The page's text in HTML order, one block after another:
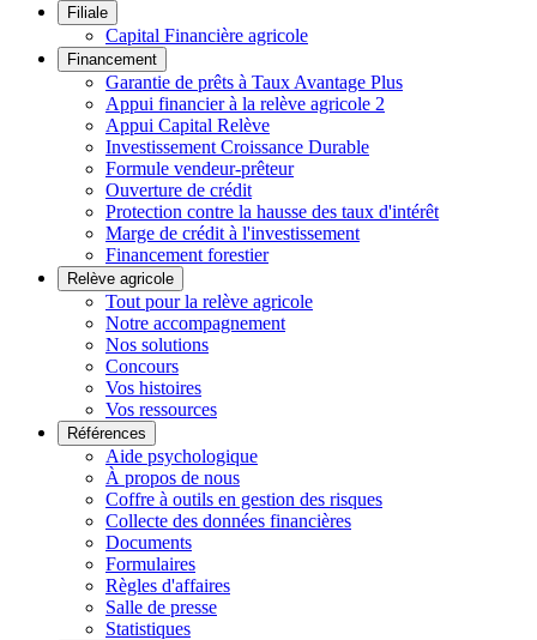
Filiale
Capital Financière agricole
Financement
Garantie de prêts à Taux Avantage Plus
Appui financier à la relève agricole 2
Appui Capital Relève
Investissement Croissance Durable
Formule vendeur-prêteur
Ouverture de crédit
Protection contre la hausse des taux d'intérêt
Marge de crédit à l'investissement
Financement forestier
Relève agricole
Tout pour la relève agricole
Notre accompagnement
Nos solutions
Concours
Vos histoires
Vos ressources
Références
Aide psychologique
À propos de nous
Coffre à outils en gestion des risques
Collecte des données financières
Documents
Formulaires
Règles d'affaires
Salle de presse
Statistiques